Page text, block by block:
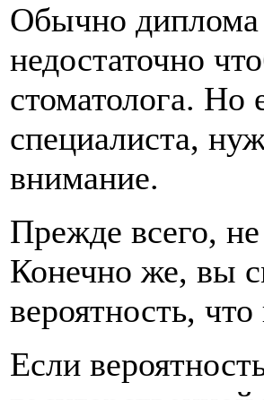
Обычно диплома
недостаточно
стоматолога.
специалиста,
внимание.
Прежде всего,
Конечно же, вы
вероятность,
Если